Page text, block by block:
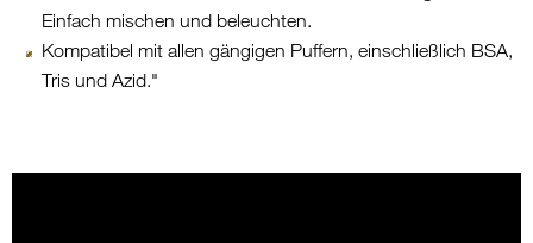
Einfach mischen und beleuchten.
Kompatibel mit allen gängigen Puffern, einschließlich BSA,
Tris und Azid."